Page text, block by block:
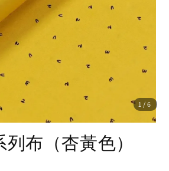
1 /6
布（杏黃色）